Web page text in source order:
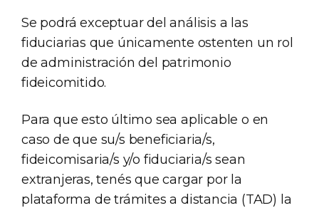
Se podrá exceptuar del análisis a las
fiduciarias que únicamente ostenten un rol
de administración del patrimonio
fideicomitido.
Para que esto último sea aplicable o en
caso de que su/s beneficiaria/s,
fideicomisaria/s y/o fiduciaria/s sean
extranjeras, tenés que cargar por la
plataforma de trámites a distancia (TAD) la